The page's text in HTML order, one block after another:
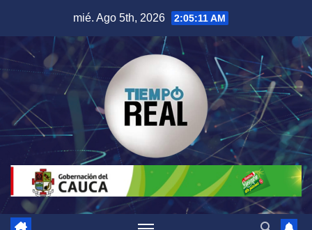
contenido
mié. Ago 5th, 2026 2:05:11 AM